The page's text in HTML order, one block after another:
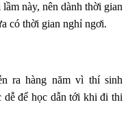
này, nên dành thời gian
có thời gian nghỉ ngơi.
ra hàng năm vì thí sinh
để học dẫn tới khi đi thi